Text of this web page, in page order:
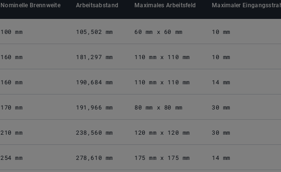
Nominelle Brennweite Arbeitsabstand Maximales Arbeitsfeld Maximaler
100 mm 105,502 mm 60 mm x 60 mm 10 mm
160 mm 181,297 mm 110 mm x 110 mm 10 mm
160 mm 190,684 mm 110 mm x 110 mm 14 mm
170 mm 191,966 mm 80 mm x 80 mm 30 mm
210 mm 238,560 mm 120 mm x 120 mm 30 mm
254 mm 278,610 mm 175 mm x 175 mm 14 mm